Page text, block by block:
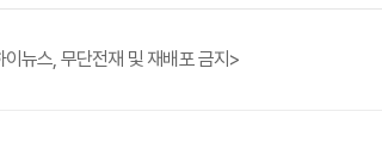
뉴스, 무단전재 및 재배포 금지>